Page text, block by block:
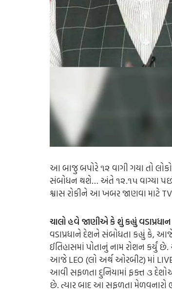
આ બાજુ બપોરે ૧૨ વાગી ગયા તો
સંબોધન થશે… અંતે ૧૨.૧૫ વાગ્યા
શ્વાસ રોકીને આ ખબર જાણવા માટે
ચાલો હવે જાણીએ કે શું કહ્યું
વડાપ્રધાને દેશને સંબોધતા કહ્યું કે,
ઈતિહાસમાં પોતાનું નામ રોશન
આજે LEO (લો અર્થ ઓરબીટ) માં LIVE
આવી સફળતા દુનિયામાં ફક્ત ૩
છે. ત્યાર બાદ આ સફળતા